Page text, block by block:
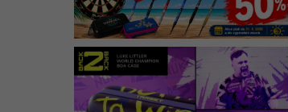
KONTAKTY NAPIŠTE NÁM